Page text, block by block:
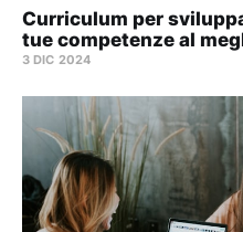
Curriculum per
tue competenze al
3 DIC 2024